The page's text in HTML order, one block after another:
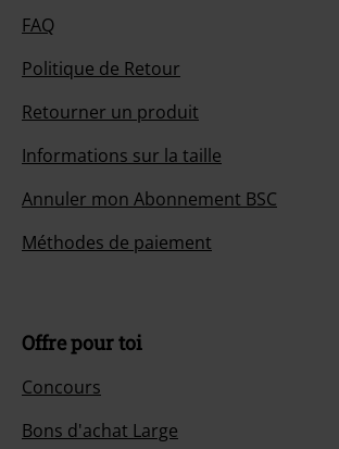
FAQ
Politique de Retour
Retourner un produit
Informations sur la taille
Annuler mon Abonnement BSC
Méthodes de paiement
Offre pour toi
Concours
Bons d'achat Large